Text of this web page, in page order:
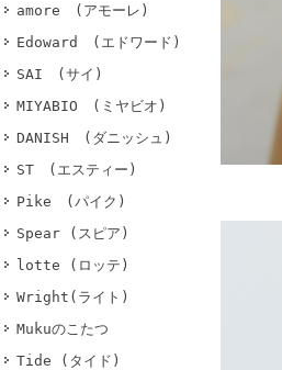
amore (アモーレ)
Edoward (エドワード)
SAI (サイ)
MIYABIO (ミヤビオ)
DANISH (ダニッシュ)
ST (エスティー)
Pike (パイク)
Spear (スピア)
lotte (ロッテ)
Wright(ライト)
Mukuのこたつ
Tide (タイド)